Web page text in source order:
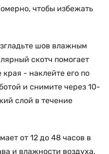
чтобы избежать
шов влажным
скотч помогает
- наклейте его по
и снимите через 10-
слой в течение
от 12 до 48 часов в
и влажности воздуха.